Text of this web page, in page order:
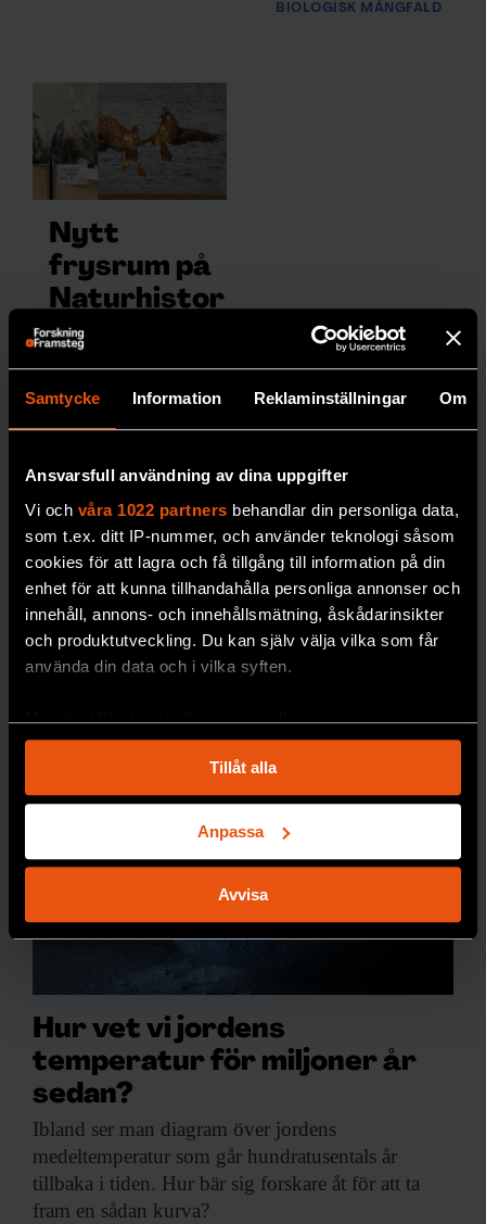
Samtycke Information Reklaminställningar Om
Ansvarsfull användning av dina uppgifter
Vi och våra 1022 partners behandlar din personliga data,
som t.ex. ditt IP-nummer, och använder teknologi såsom
cookies för att lagra och få tillgång till information på din
enhet för att kunna tillhandahålla personliga annonser och
innehåll, annons- och innehållsmätning, åskådarinsikter
och produktutveckling. Du kan själv välja vilka som får
använda din data och i vilka syften.
Med din tillåtelse skulle vi även vilja:
som kan ha en noggrannhet på upp till flera meter
Identifiera din enhet genom att aktivt skanna den
för specifika kännetecken (fingeravtryck)
Ta reda på mer om hur dina personliga uppgifter
helst från cookie-förklaringen.
Vi använder enhetsidentifierare för att anpassa innehållet
och annonserna till användarna, tillhandahålla funktioner
för sociala medier och analysera vår trafik. Vi
vidarebefordrar även sådana identifierare och annan
information från din enhet till de sociala medier och
Dessa kan i sin tur kombinera informationen med annan
information som du har tillhandahållit eller som de har
samlat in när du har använt deras tjänster.
Tillåt alla
Anpassa
Avvisa
BIOLOGISK MÅNGFALD
Nytt
frysrum på
Naturhistor
iska säkrar
forskning
om
miljögifter
Miljöprovbanken vid
riksmuseet är en av
världens äldsta och
mest omfattande. Nu
behöver den byggas
ut.
PREMIUM GIFTER
Hur vet vi jordens
temperatur för miljoner år
sedan?
Ibland ser man diagram över jordens
medeltemperatur som går hundratusentals år
tillbaka i tiden. Hur bär sig forskare åt för att ta
fram en sådan kurva?